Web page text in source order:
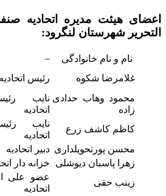
اعضای هیئت مدیره اتحاديه
التحریر شهرستان لنگرود:
نام و نام خانوادگی –
غلامرضا شکوه
رئیس اتحادیه
محمود وهاب حدادی
زاده
نایب
اتحادیه
كاظم كاشف زرع
نایب
اتحادیه
محسن پورتحویلداری دبیر اتحادیه
زهرا پاسبان دیوشلی
خزانه دار
زینب حقی
عضو علی
اتحادیه